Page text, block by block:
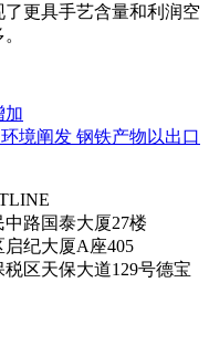
更具手艺含量和利润空
加
境阐发 钢铁产物以出口
路国泰大厦27楼
纪大厦A座405
区天保大道129号德宝